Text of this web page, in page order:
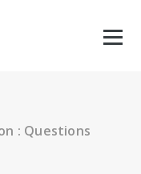
: Questions